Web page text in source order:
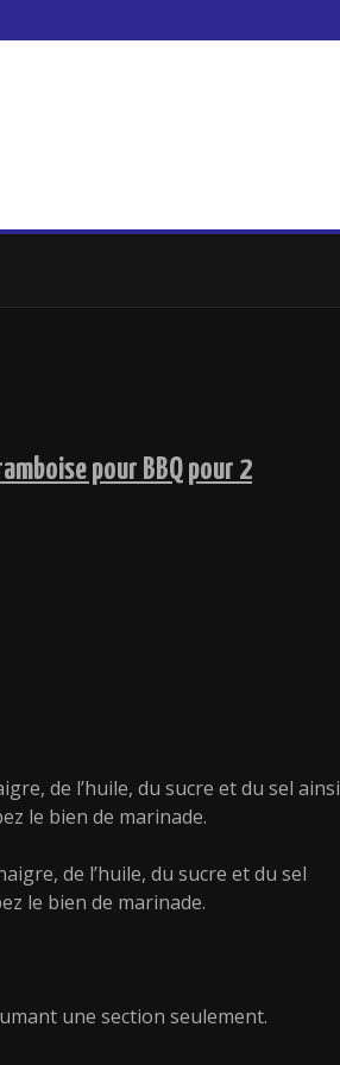
pour BBQ pour 2
de l’huile, du sucre et du sel ainsi
le bien de marinade.
de l’huile, du sucre et du sel
le bien de marinade.
une section seulement.